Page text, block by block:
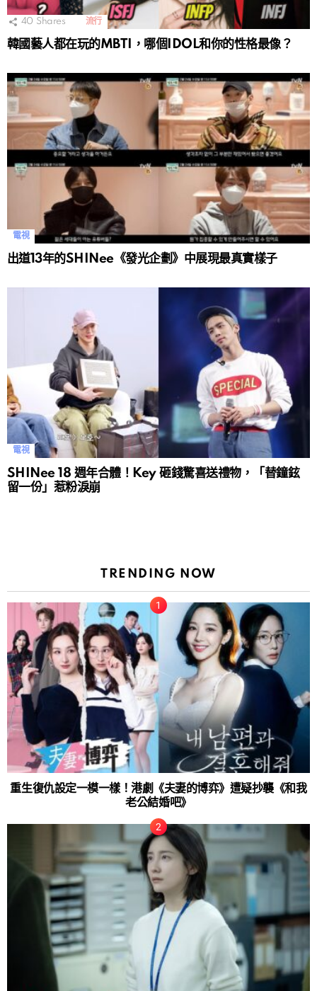
40 Shares 流行
韓國藝人都在玩的MBTI，哪個IDOL和你的性格最像？
電視
出道13年的SHINee《發光企劃》中展現最真實樣子
電視
SHINee 18 週年合體！Key 砸錢驚喜送禮物，「替鐘鉉
留一份」惹粉淚崩
TRENDING NOW
重生復仇設定一模一樣！港劇《夫妻的博弈》遭疑抄襲《和我
老公結婚吧》